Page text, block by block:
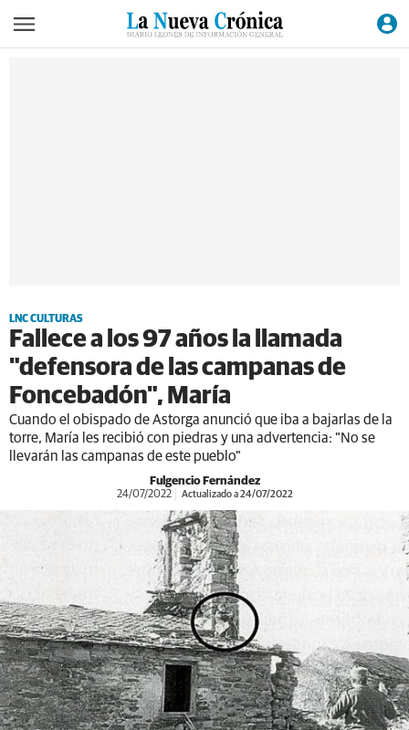
LNC CULTURAS
Fallece a los 97 años la llamada
"defensora de las campanas de
Foncebadón", María
Cuando el obispado de Astorga anunció que iba a bajarlas de la
torre, María les recibió con piedras y una advertencia: "No se
llevarán las campanas de este pueblo"
Fulgencio Fernández
24/07/2022 Actualizado a 24/07/2022